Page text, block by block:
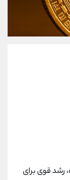
رشد قوی برای
09927779040
شروع گفتگو
021-